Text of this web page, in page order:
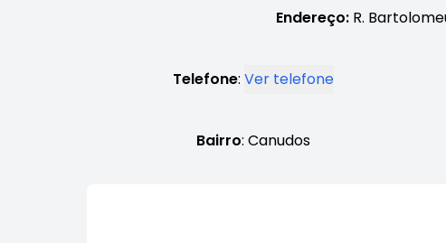
Endereço: R.
Telefone: Ver telefone
Bairro: Canudos